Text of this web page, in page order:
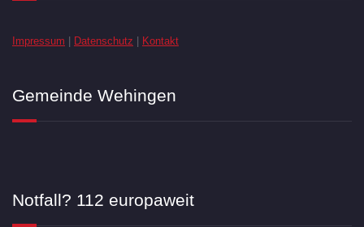
Impressum Datenschutz Kontakt
Gemeinde Wehingen
Notfall? 112 europaweit